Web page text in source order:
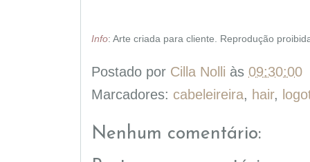
Info: Arte criada para cliente. Reprodução
Postado por Cilla Nolli às 09:30:00
Marcadores: cabeleireira, hair,
Nenhum comentário: